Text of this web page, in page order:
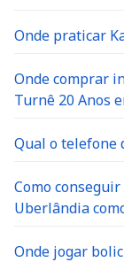
Onde praticar
Onde comprar
Turnê 20 Anos
Qual o telefone
Como
Uberlândia
Onde jogar